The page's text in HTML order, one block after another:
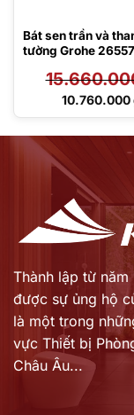
Bát sen trần và
tường Grohe
Giá
10.760.000
Giá
Thành lập từ
được sự ủng hộ
là một trong
vực Thiết bị
Châu Âu...